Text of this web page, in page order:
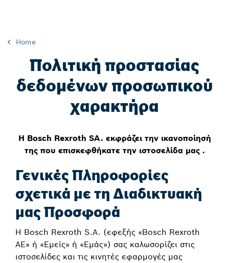
Home
Πολιτική προστασίας
δεδομένων προσωπικού
χαρακτήρα
Η Bosch Rexroth SA. εκφράζει την ικανοποίησή
της που επισκεφθήκατε την ιστοσελίδα μας .
Γενικές Πληροφορίες
σχετικά με τη Διαδικτυακή
μας Προσφορά
Η Bosch Rexroth S.A. (εφεξής «Bosch Rexroth
ΑΕ» ή «Εμείς» ή «Εμάς») σας καλωσορίζει στις
ιστοσελίδες και τις κινητές εφαρμογές μας